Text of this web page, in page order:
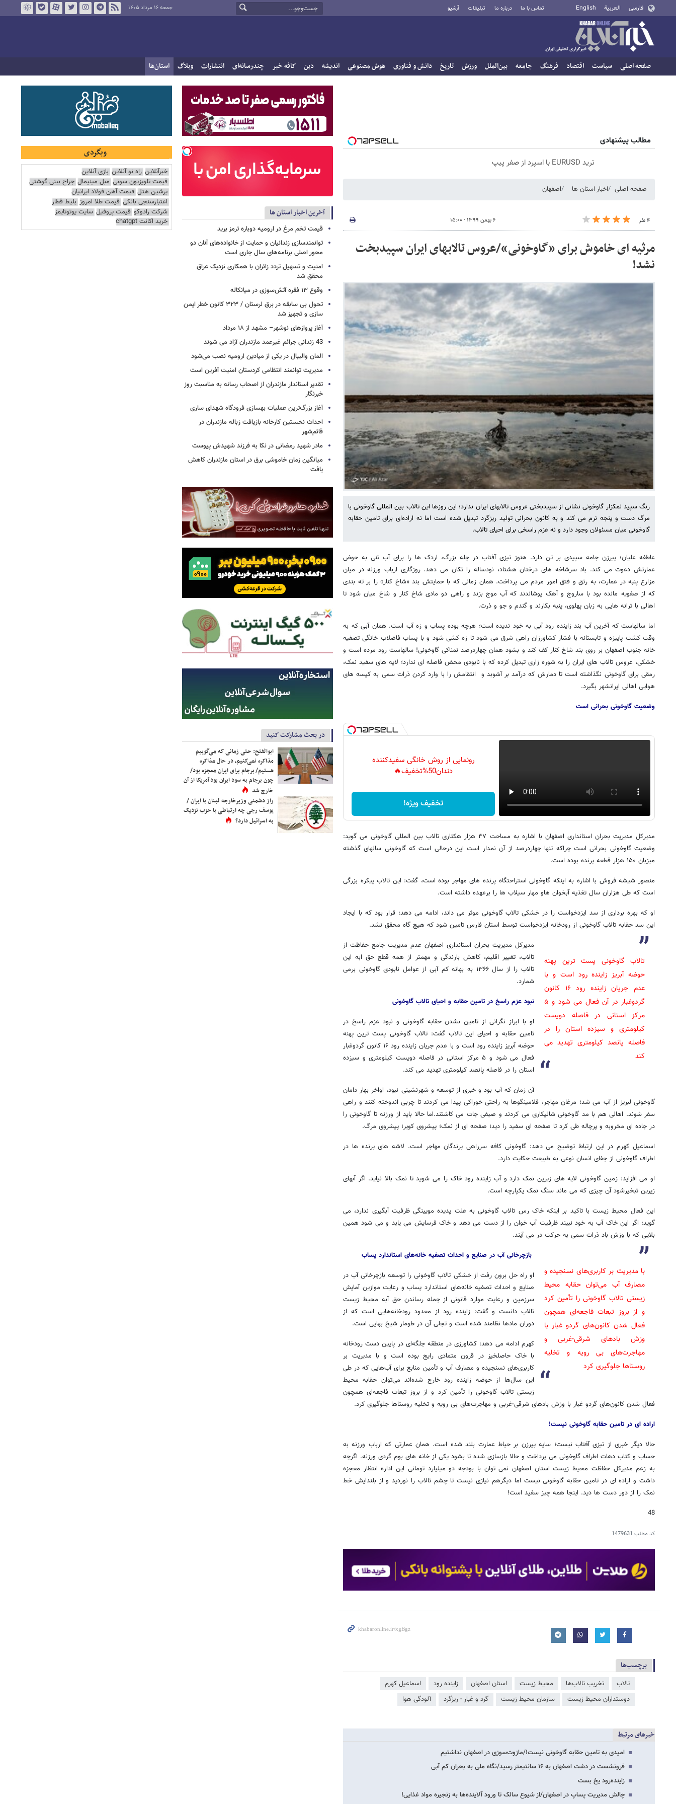
فارسی العربية English تماس با ما درباره ما تبلیغات آرشیو جمعه ۱۶ مرداد ۱۴۰۵
صفحه اصلی سیاست اقتصاد فرهنگ جامعه بین‌الملل ورزش تاریخ دانش و فناوری هوش مصنوعی اندیشه دین کافه خبر چندرسانه‌ای انتشارات وبلاگ استان‌ها
مطالب پیشنهادی
ترید EURUSD با اسپرد از صفر پیپ
صفحه اصلی اخبار استان ها اصفهان
۴ نفر ۶ بهمن ۱۳۹۹ - ۱۵:۰۰
مرثیه ای خاموش برای «گاوخونی»/عروس تالابهای ایران سپیدبخت
نشد!
رنگ سپید نمکزار گاوخونی نشانی از سپیدبختی عروس تالابهای ایران ندارد؛ این روزها این تالاب بین المللی گاوخونی با
مرگ دست و پنجه نرم می کند و به کانون بحرانی تولید ریزگرد تبدیل شده است اما نه اراده‌ای برای تامین حقابه
گاوخونی میان مسئولان وجود دارد و نه عزم راسخی برای احیای تالاب.
عاطفه علیان؛ پیرزن جامه سپیدی بر تن دارد. هنوز تیزی آفتاب در چله بزرگ، اردک ها را برای آب تنی به حوض
عمارتش دعوت می کند. باد سرشاخه های درختان هشتاد، نودساله را تکان می دهد. روزگاری ارباب ورزنه در میان
مزارع پنبه در عمارت، به رتق و فتق امور مردم می پرداخت. همان زمانی که با حمایتش بند «شاخ کنار» را بر ته بندی
که از صفویه مانده بود با ساروج و آهک پوشاندند که آب موج بزند و راهی دو مادی شاخ کنار و شاخ میان شود تا
اهالی با ترانه هایی به زبان پهلوی، پنبه بکارند و گندم و جو و ذرت.
اما سالهاست که آخرین آب بند زاینده رود آبی به خود ندیده است؛ هرچه بوده پساب و زه آب است. همان آبی که به
وقت کشت پاییزه و تابستانه با فشار کشاورزان راهی شرق می شود تا زه کشی شود و با پساب فاضلاب خانگی تصفیه
خانه جنوب اصفهان بر روی بند شاخ کنار کف کند و بشود همان چهاردرصد نمناکی گاوخونی! سالهاست رود مرده است و
خشکی، عروس تالاب های ایران را به شوره زاری تبدیل کرده که با نابودی محض فاصله ای ندارد؛ لایه های سفید نمک،
رمقی برای گاوخونی نگذاشته است تا دمارش که درآمد بر آشوبد و انتقامش را با وارد کردن ذرات سمی به کیسه های
هوایی اهالی ایرانشهر بگیرد.
وضعیت گاوخونی بحرانی است
رونمایی از روش خانگی سفیدکننده
دندان50%تخفیف🔥
تخفیف ویژه!
مدیرکل مدیریت بحران استانداری اصفهان با اشاره به مساحت ۴۷ هزار هکتاری تالاب بین المللی گاوخونی می گوید:
وضعیت گاوخونی بحرانی است چراکه تنها چهاردرصد از آن نمدار است این درحالی است که گاوخونی سالهای گذشته
میزبان ۱۵۰ هزار قطعه پرنده بوده است.
منصور شیشه فروش با اشاره به اینکه گاوخونی استراحتگاه پرنده های مهاجر بوده است، گفت: این تالاب پیکره بزرگی
است که طی هزاران سال تغذیه آبخوان هاو مهار سیلاب ها را برعهده داشته است.
او که بهره برداری از سد ایزدخواست را در خشکی تالاب گاوخونی موثر می داند، ادامه می دهد: قرار بود که با ایجاد
این سد حقابه تالاب گاوخونی از رودخانه ایزدخواست توسط استان فارس تامین شود که هیچ گاه محقق نشد.
تالاب گاوخونی پست ترین پهنه
حوضه آبریز زاینده رود است و با
عدم جریان زاینده رود ۱۶ کانون
گردوغبار در آن فعال می شود و ۵
مرکز استانی در فاصله دویست
کیلومتری و سیزده استان را در
فاصله پانصد کیلومتری تهدید می
کند
مدیرکل مدیریت بحران استانداری اصفهان عدم مدیریت جامع حفاظت از
تالاب، تغییر اقلیم، کاهش بارندگی و مهمتر از همه قطع حق ابه این
تالاب را از سال ۱۳۶۶ به بهانه کم آبی از عوامل نابودی گاوخونی برمی
شمارد.
نبود عزم راسخ در تامین حقابه و احیای تالاب گاوخونی
او با ابراز نگرانی از تامین نشدن حقابه گاوخونی و نبود عزم راسخ در
تامین حقابه و احیای این تالاب گفت: تالاب گاوخونی پست ترین پهنه
حوضه آبریز زاینده رود است و با عدم جریان زاینده رود ۱۶ کانون گردوغبار
فعال می شود و ۵ مرکز استانی در فاصله دویست کیلومتری و سیزده
استان را در فاصله پانصد کیلومتری تهدید می کند.
آن زمان که آب بود و خبری از توسعه و شهرنشینی نبود، اواخر بهار دامان
گاوخونی لبریز از آب می شد؛ مرغان مهاجر، فلامینگوها به راحتی خوراکی پیدا می کردند تا چربی اندوخته کنند و راهی
سفر شوند. اهالی هم با مد گاوخونی شالیکاری می کردند و صیفی جات می کاشتند.اما حالا باید از ورزنه تا گاوخونی را
در جاده ای مخروبه و پرچاله طی کرد تا صفحه ای سفید را دید؛ صفحه ای از نمک؛ پیشروی کویر؛ پیشروی مرگ.
اسماعیل کهرم در این ارتباط توضیح می دهد: گاوخونی کافه سرراهی پرندگان مهاجر است. لاشه های پرنده ها در
اطراف گاوخونی از جفای انسان نوعی به طبیعت حکایت دارد.
او می افزاید: زمین گاوخونی لایه های زیرین نمک دارد و آب زاینده رود خاک را می شوید تا نمک بالا نیاید. اگر آبهای
زیرین تبخیرشود آن چیزی که می ماند سنگ نمک یکپارچه است.
این فعال محیط زیست با تاکید بر اینکه خاک رس تالاب گاوخونی به علت پدیده مویینگی ظرفیت آبگیری ندارد، می
گوید: اگر این خاک آب به خود نبیند ظرفیت آب خوان را از دست می دهد و خاک فرسایش می یابد و می شود همین
بلایی که با وزش باد ذرات سمی به حرکت در می آیند.
با مدیریت بر کاربری‌های نسنجیده و
مصارف آب می‌توان حقابه محیط
زیستی تالاب گاوخونی را تأمین کرد
و از بروز تبعات فاجعه‌ای همچون
فعال شدن کانون‌های گردو غبار با
وزش بادهای شرقی-غربی و
مهاجرت‌های بی رویه و تخلیه
روستاها جلوگیری کرد
بازچرخانی آب در صنایع و احداث تصفیه خانه‌های استاندارد پساب
اوراه حل برون رفت از خشکی تالاب گاوخونی را توسعه بازچرخانی آب در
صنایع و احداث تصفیه خانه‌های استاندارد پساب و رعایت موازین آمایش
سرزمین و رعایت موارد قانونی از جمله رساندن حق آبه محیط زیست
تالاب دانست و گفت: زاینده رود از معدود رودخانه‌هایی است که از
دوران مادها نظامند شده است و تجلی آن در طومار شیخ بهایی است.
کهرم ادامه می دهد: کشاورزی در منطقه جلگه‌ای در پایین دست رودخانه
با خاک حاصلخیز در قرون متمادی رایج بوده است و با مدیریت بر
کاربری‌های نسنجیده و مصارف آب و تأمین منابع برای آب‌هایی که در طی
این سال‌ها از حوضه زاینده رود خارج شده‌اند می‌توان حقابه محیط
زیستی تالاب گاوخونی را تأمین کرد و از بروز تبعات فاجعه‌ای همچون
فعال شدن کانون‌های گردو غبار با وزش بادهای شرقی-غربی و مهاجرت‌های بی رویه و تخلیه روستاها جلوگیری کرد.
اراده ای در تامین حقابه گاوخونی نیست!
حالا دیگر خبری از تیزی آفتاب نیست؛ سایه پیرزن بر حیاط عمارت بلند شده است. همان عمارتی که ارباب ورزنه به
حساب و کتاب دهات اطراف گاوخونی می پرداخت و حالا بازسازی شده تا بشود یکی از خانه های بوم گردی ورزنه. اگرچه
به زعم مدیرکل حفاظت محیط زیست استان اصفهان نمی توان با بودجه دو میلیارد تومانی این اداره انتظار معجزه
داشت و اراده ای در تامین حقابه گاوخونی نیست اما دیگرهم نیازی نیست تا چشم تالاب را نوردید و از بلندایش خط
نمک را از دور دست ها دید. اینجا همه چیز سفید است!
48
کد مطلب 1479631
برچسب‌ها
تالاب تخریب تالاب‌ها محیط زیست استان اصفهان زاینده رود
اسماعیل کهرم
دوستداران محیط زیست
سازمان محیط زیست گرد و غبار - ریزگرد آلودگی هوا
خبرهای مرتبط
امیدی به تامین حقابه گاوخونی نیست!/مازوت‌سوزی در اصفهان نداشتیم
فرونشست در دشت اصفهان به ۱۶ سانتیمتر رسید/نگاه ملی به بحران کم آبی
زاینده‌رود یخ بست
چالش مدیریت پساپ در اصفهان/از شیوع سالک تا ورود آلاینده‌ها به زنجیره مواد غذایی!
آخرین اخبار استان ها
قیمت تخم مرغ در ارومیه دوباره ترمز برید
توانمندسازی زندانیان و حمایت از خانواده‌های آنان دو
محور اصلی برنامه‌های سال جاری است
امنیت و تسهیل تردد زائران با همکاری نزدیک عراق
محقق شد
وقوع ۱۳ فقره آتش‌سوزی در میانکاله
تحول بی سابقه در برق لرستان / ۳۲۳ کانون خطر ایمن
سازی و تجهیز شد
آغاز پروازهای نوشهر– مشهد از ۱۸ مرداد
43 زندانی جرائم غیرعمد مازندران آزاد می شوند
المان والیبال در یکی از میادین ارومیه نصب می‌شود
مدیریت توانمند انتظامی کردستان امنیت آفرین است
تقدیر استاندار مازندران از اصحاب رسانه به مناسبت روز
خبرنگار
آغاز بزرگ‌ترین عملیات بهسازی فرودگاه شهدای ساری
احداث نخستین کارخانه بازیافت زباله مازندران در
قائم‌شهر
مادر شهید رمضانی در نکا به فرزند شهیدش پیوست
میانگین زمان خاموشی برق در استان مازندران کاهش
یافت
در بحث مشارکت کنید
ابوالفتح: حتی زمانی که می‌گوییم
مذاکره نمی‌کنیم، در حال مذاکره
هستیم/ برجام برای ایران معجزه بود/
چون برجام به سود ایران بود آمریکا از آن
خارج شد
راز دشمنی وزیرخارجه لبنان با ایران /
یوسف رجی چه ارتباطی با حزب نزدیک
به اسرائیل دارد؟
وبگردی
خبرآنلاین راه نو آنلاین بازی آنلاین
قیمت تلویزیون سونی مبل مینیمال جراح بینی گوشتی
پرشین هتل قیمت آهن فولاد ایرانیان
اعتبارسنجی بانکی قیمت طلا امروز بلیط قطار
شرکت رادوکو قیمت پروفیل سایت یوتوتایمز
خرید اکانت chatgpt